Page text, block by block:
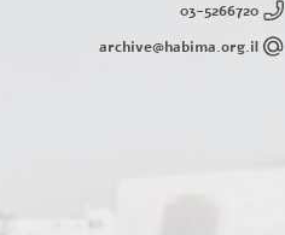
03-5266720
archive@habima.org.il